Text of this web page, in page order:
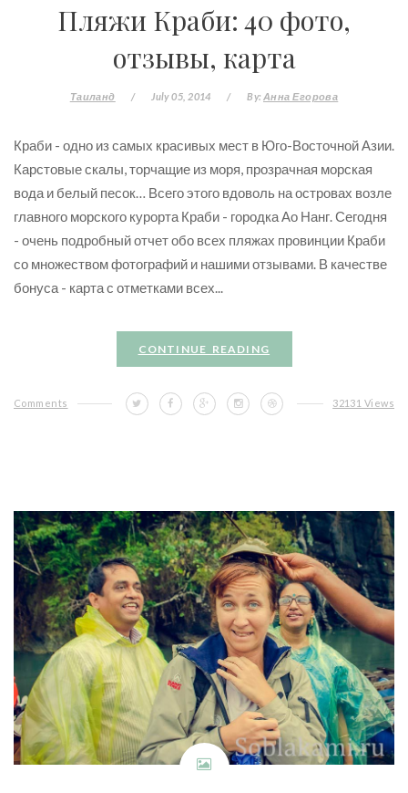
Пляжи Краби: 40 фото,
отзывы, карта
Таиланд / July 05, 2014 / By:Анна Егорова
Краби - одно из самых красивых мест в Юго-Восточной Азии.
Карстовые скалы, торчащие из моря, прозрачная морская
вода и белый песок… Всего этого вдоволь на островах возле
главного морского курорта Краби - городка Ао Нанг. Сегодня
- очень подробный отчет обо всех пляжах провинции Краби
со множеством фотографий и нашими отзывами. В качестве
бонуса - карта с отметками всех...
CONTINUE READING
Comments 32131 Views